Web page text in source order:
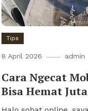
Tips
8 April 2026 admin
Cara Ngecat
Bisa Hemat